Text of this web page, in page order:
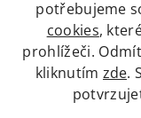
mladších 18
Naše služby
potřebujeme
cookies,
prohlížeči.
kliknutím zde.